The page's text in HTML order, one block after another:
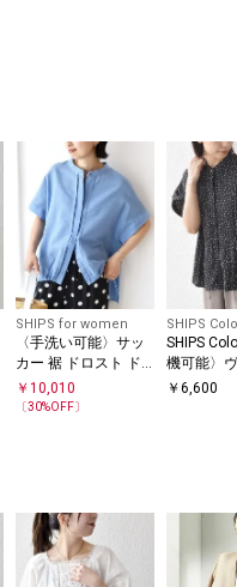
SHIPS for women
〈手洗い可能〉サッ
カー 裾 ドロスト ド
ルマン ブラウス
￥ 10,010
〔30%OFF〕
SHIPS
SHIPS
機可能〉
ジ サテン
￥6,600